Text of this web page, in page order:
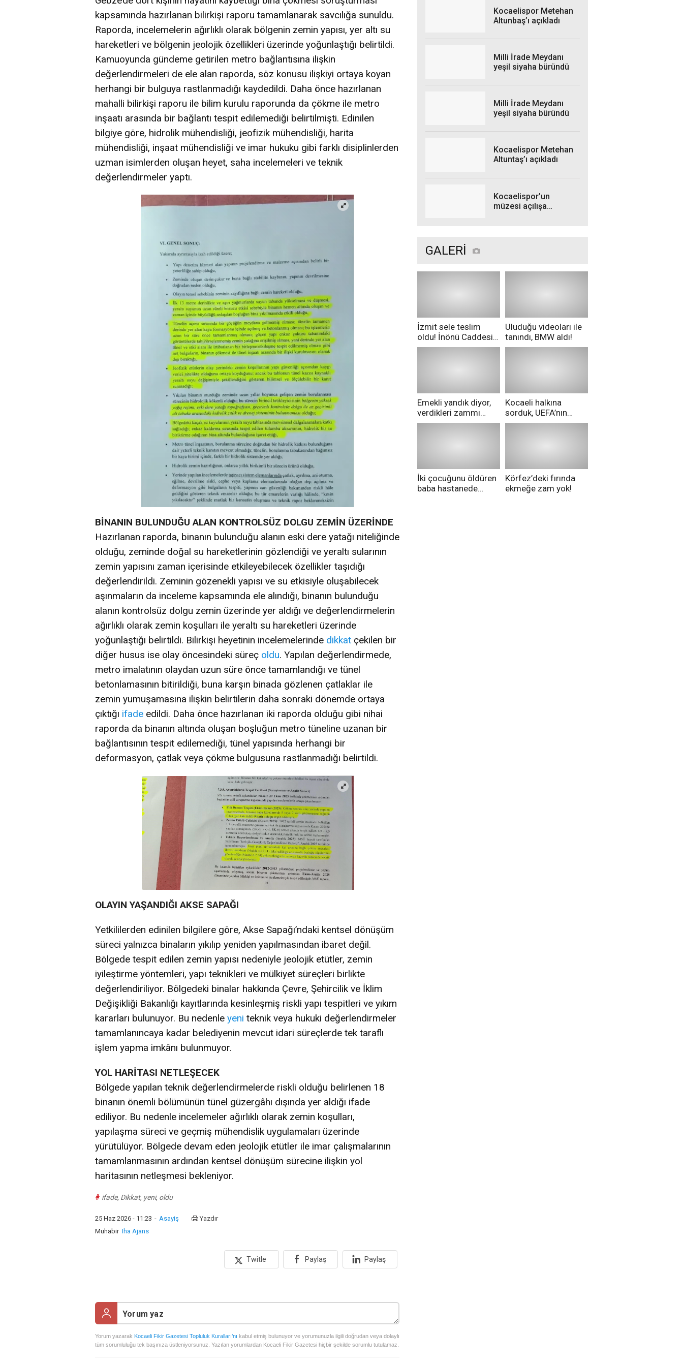
kapsamında hazırlanan bilirkişi raporu tamamlanarak savcılığa sunuldu.
Raporda, incelemelerin ağırlıklı olarak bölgenin zemin yapısı, yer altı su
hareketleri ve bölgenin jeolojik özellikleri üzerinde yoğunlaştığı belirtildi.
Kamuoyunda gündeme getirilen metro bağlantısına ilişkin
değerlendirmeleri de ele alan raporda, söz konusu ilişkiyi ortaya koyan
herhangi bir bulguya rastlanmadığı kaydedildi. Daha önce hazırlanan
mahalli bilirkişi raporu ile bilim kurulu raporunda da çökme ile metro
inşaatı arasında bir bağlantı tespit edilemediği belirtilmişti. Edinilen
bilgiye göre, hidrolik mühendisliği, jeofizik mühendisliği, harita
mühendisliği, inşaat mühendisliği ve imar hukuku gibi farklı disiplinlerden
uzman isimlerden oluşan heyet, saha incelemeleri ve teknik
değerlendirmeler yaptı.
BİNANIN BULUNDUĞU ALAN KONTROLSÜZ DOLGU ZEMİN ÜZERİNDE
Hazırlanan raporda, binanın bulunduğu alanın eski dere yatağı niteliğinde
olduğu, zeminde doğal su hareketlerinin gözlendiği ve yeraltı sularının
zemin yapısını zaman içerisinde etkileyebilecek özellikler taşıdığı
değerlendirildi. Zeminin gözenekli yapısı ve su etkisiyle oluşabilecek
aşınmaların da inceleme kapsamında ele alındığı, binanın bulunduğu
alanın kontrolsüz dolgu zemin üzerinde yer aldığı ve değerlendirmelerin
ağırlıklı olarak zemin koşulları ile yeraltı su hareketleri üzerinde
yoğunlaştığı belirtildi. Bilirkişi heyetinin incelemelerinde dikkat çekilen bir
diğer husus ise olay öncesindeki süreç oldu. Yapılan değerlendirmede,
metro imalatının olaydan uzun süre önce tamamlandığı ve tünel
betonlamasının bitirildiği, buna karşın binada gözlenen çatlaklar ile
zemin yumuşamasına ilişkin belirtilerin daha sonraki dönemde ortaya
çıktığı ifade edildi. Daha önce hazırlanan iki raporda olduğu gibi nihai
raporda da binanın altında oluşan boşluğun metro tüneline uzanan bir
bağlantısının tespit edilemediği, tünel yapısında herhangi bir
deformasyon, çatlak veya çökme bulgusuna rastlanmadığı belirtildi.
OLAYIN YAŞANDIĞI AKSE SAPAĞI
Yetkililerden edinilen bilgilere göre, Akse Sapağı’ndaki kentsel dönüşüm
süreci yalnızca binaların yıkılıp yeniden yapılmasından ibaret değil.
Bölgede tespit edilen zemin yapısı nedeniyle jeolojik etütler, zemin
iyileştirme yöntemleri, yapı teknikleri ve mülkiyet süreçleri birlikte
değerlendiriliyor. Bölgedeki binalar hakkında Çevre, Şehircilik ve İklim
Değişikliği Bakanlığı kayıtlarında kesinleşmiş riskli yapı tespitleri ve yıkım
kararları bulunuyor. Bu nedenle yeni teknik veya hukuki değerlendirmeler
tamamlanıncaya kadar belediyenin mevcut idari süreçlerde tek taraflı
işlem yapma imkânı bulunmuyor.
YOL HARİTASI NETLEŞECEK
Bölgede yapılan teknik değerlendirmelerde riskli olduğu belirlenen 18
binanın önemli bölümünün tünel güzergâhı dışında yer aldığı ifade
ediliyor. Bu nedenle incelemeler ağırlıklı olarak zemin koşulları,
yapılaşma süreci ve geçmiş mühendislik uygulamaları üzerinde
yürütülüyor. Bölgede devam eden jeolojik etütler ile imar çalışmalarının
tamamlanmasının ardından kentsel dönüşüm sürecine ilişkin yol
haritasının netleşmesi bekleniyor.
# ifade, Dikkat, yeni, oldu
25 Haz 2026 - 11:23 - Asayiş
Yazdır
Muhabir Iha Ajans
Twitle Paylaş Paylaş
Yorum yazarak Kocaeli Fikir Gazetesi Topluluk Kuralları’nı kabul etmiş bulunuyor ve yorumunuzla ilgili doğrudan veya dolaylı
tüm sorumluluğu tek başınıza üstleniyorsunuz. Yazılan yorumlardan Kocaeli Fikir Gazetesi hiçbir şekilde sorumlu tutulamaz.
Kocaelispor Metehan
Altunbaş’ı açıkladı
Milli İrade Meydanı
yeşil siyaha büründü
Milli İrade Meydanı
yeşil siyaha büründü
Kocaelispor Metehan
Altuntaş’ı açıkladı
Kocaelispor’un
müzesi açılışa
GALERİ
İzmit sele teslim
oldu! İnönü Caddesi
göle döndü!
Uluduğu videoları ile
tanındı, BMW aldı!
Emekli yandık diyor,
verdikleri zammı
pazarda geri aldılar!
Kocaeli halkına
sorduk, UEFA’nın
Merih Demiral kararı
İki çocuğunu öldüren
baba hastanede
Körfez’deki fırında
ekmeğe zam yok!